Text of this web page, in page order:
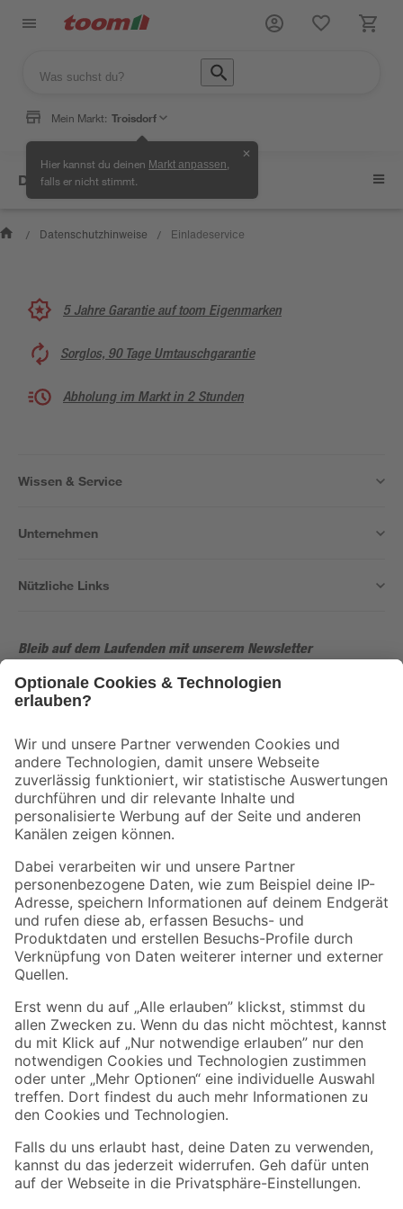
Mein Markt: Troisdorf
Hier kannst du deinen Markt anpassen
falls er nicht stimmt.
✕
Datenschutzhinweise
/ Datenschutzhinweise / Einladeservice
5 Jahre Garantie auf toom Eigenmarken
Sorglos, 90 Tage Umtauschgarantie
Abholung im Markt in 2 Stunden
Wissen & Service
Unternehmen
Nützliche Links
Bleib auf dem Laufenden mit unserem Newsletter
Der toom Newsletter: Keine Angebote und Aktionen mehr verpassen!
Folge uns
Zahlungsarten Versandarten
Sicher einkaufen
Jetzt die toom-App herunterladen
Alle Preisangaben in EUR inkl. gesetzl. MwSt.. Die dargestellten Angebote sind unter
Umständen nicht in allen Märkten verfügbar. Die angegebenen Verfügbarkeiten beziehen
sich auf den unter "Mein Markt" ausgewählten toom Baumarkt. Alle Angebote und